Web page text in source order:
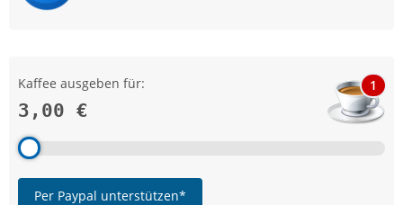
Kaffee ausgeben für:
3,00 €
1
Per Paypal unterstützen*